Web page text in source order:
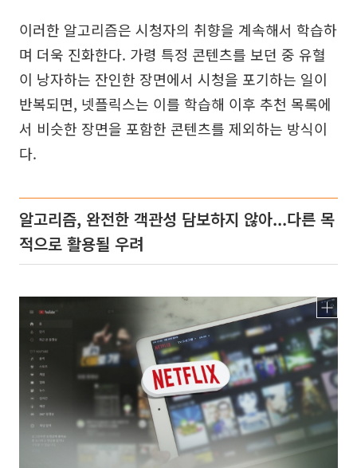
이러한 알고리즘은 시청자의 취향을 계속해서 학습하
며 더욱 진화한다. 가령 특정 콘텐츠를 보던 중 유혈
이 낭자하는 잔인한 장면에서 시청을 포기하는 일이
반복되면, 넷플릭스는 이를 학습해 이후 추천 목록에
서 비슷한 장면을 포함한 콘텐츠를 제외하는 방식이
다.
알고리즘, 완전한 객관성 담보하지 않아...다른 목
적으로 활용될 우려